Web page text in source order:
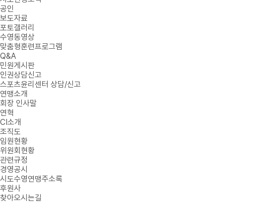
공인
보도자료
포토갤러리
수영동영상
맞춤형훈련프로그램
Q&A
민원게시판
인권상담신고
스포츠윤리센터 상담/신고
연맹소개
회장 인사말
연혁
CI소개
조직도
임원현황
위원회현황
관련규정
경영공시
시도수영연맹주소록
후원사
찾아오시는길